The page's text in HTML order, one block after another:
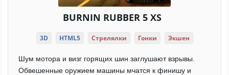
BURNIN RUBBER 5 XS
3D HTML5 Стрелялки Гонки Экшен
Шум мотора и визг горящих шин заглушают взрывы.
Обвешенные оружием машины мчатся к финишу и